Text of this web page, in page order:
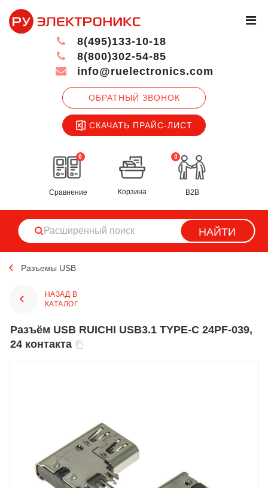
ОБРАТНЫЙ ЗВОНОК
СКАЧАТЬ ПРАЙС-ЛИСТ
8(495)133-10-18
8(800)302-54-85
info@ruelectronics.com
0
Сравнение
0
Корзина B2B
НАЙТИ
Разъемы USB
НАЗАД В
КАТАЛОГ
Разъём USB RUICHI USB3.1 TYPE-C 24PF-039,
24 контакта